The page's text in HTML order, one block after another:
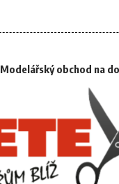
Modelářský obchod na